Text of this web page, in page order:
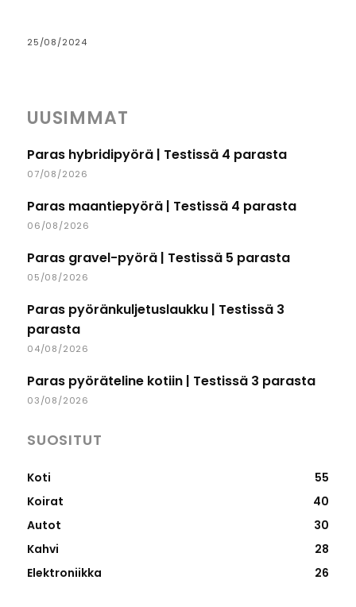
25/08/2024
UUSIMMAT
Paras hybridipyörä | Testissä 4 parasta
07/08/2026
Paras maantiepyörä | Testissä 4 parasta
06/08/2026
Paras gravel-pyörä | Testissä 5 parasta
05/08/2026
Paras pyöränkuljetuslaukku | Testissä 3
parasta
04/08/2026
Paras pyöräteline kotiin | Testissä 3 parasta
03/08/2026
SUOSITUT
Koti
55
Koirat
40
Autot
30
Kahvi
28
Elektroniikka
26